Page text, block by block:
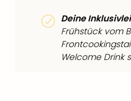
Deine
Frühstück vom
Welcome Drink